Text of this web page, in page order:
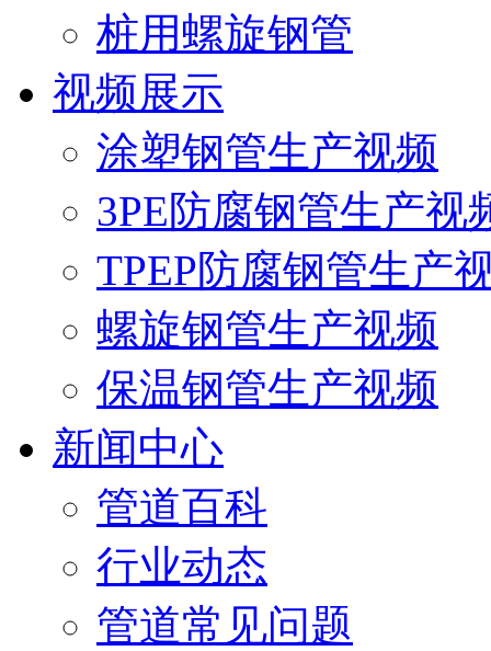
桩用螺旋钢管
视频展示
涂塑钢管生产视频
3PE防腐钢管生产视
TPEP防腐钢管生产
螺旋钢管生产视频
保温钢管生产视频
新闻中心
管道百科
行业动态
管道常见问题